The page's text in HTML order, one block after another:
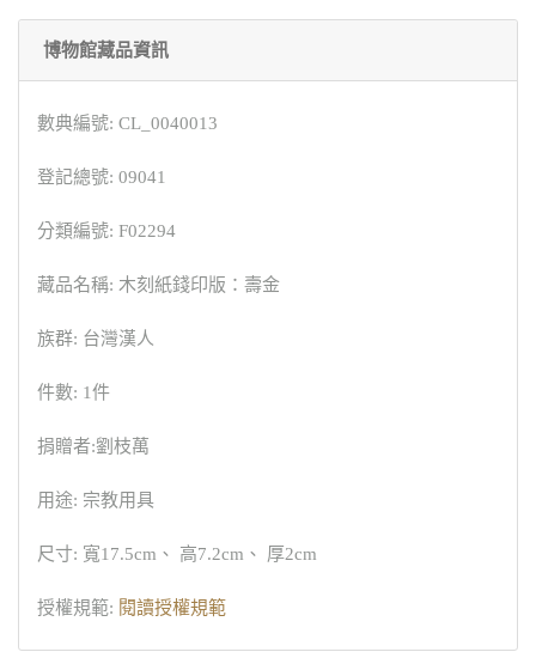
博物館藏品資訊
數典編號: CL_0040013
登記總號: 09041
分類編號: F02294
藏品名稱: 木刻紙錢印版：壽金
族群: 台灣漢人
件數: 1件
捐贈者:劉枝萬
用途: 宗教用具
尺寸: 寬17.5cm、 高7.2cm、 厚2cm
授權規範: 閱讀授權規範